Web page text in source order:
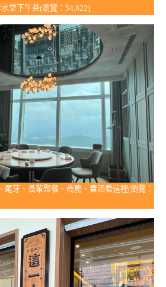
堂下午茶(瀏覽：54,822)
尾牙、長輩聚餐、商務、春酒看這裡(瀏覽：